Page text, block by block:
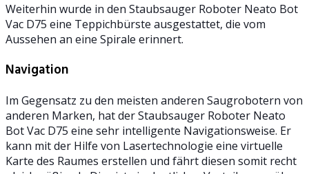
Weiterhin wurde in den Staubsauger Roboter Neato Bot
Vac D75 eine Teppichbürste ausgestattet, die vom
Aussehen an eine Spirale erinnert.
Navigation
Im Gegensatz zu den meisten anderen Saugrobotern von
anderen Marken, hat der Staubsauger Roboter Neato
Bot Vac D75 eine sehr intelligente Navigationsweise. Er
kann mit der Hilfe von Lasertechnologie eine virtuelle
Karte des Raumes erstellen und fährt diesen somit recht